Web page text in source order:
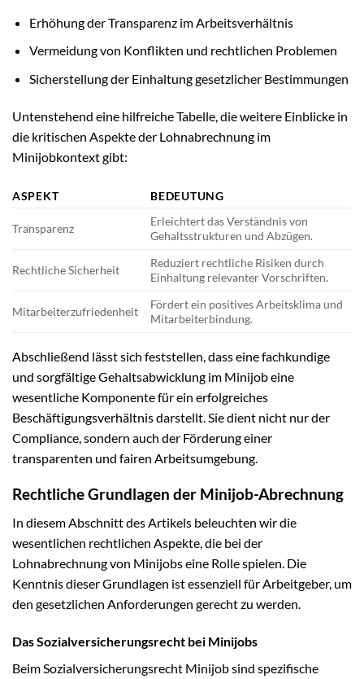
Erhöhung der Transparenz im Arbeitsverhältnis
Vermeidung von Konflikten und rechtlichen Problemen
Sicherstellung der Einhaltung gesetzlicher Bestimmungen
Untenstehend eine hilfreiche Tabelle, die weitere Einblicke in
die kritischen Aspekte der Lohnabrechnung im
Minijobkontext gibt:
ASPEKT BEDEUTUNG
Transparenz
Erleichtert das Verständnis von
Gehaltsstrukturen und Abzügen.
Rechtliche Sicherheit
Reduziert rechtliche Risiken durch
Einhaltung relevanter Vorschriften.
Mitarbeiterzufriedenheit
Fördert ein positives Arbeitsklima und
Mitarbeiterbindung.
Abschließend lässt sich feststellen, dass eine fachkundige
und sorgfältige Gehaltsabwicklung im Minijob eine
wesentliche Komponente für ein erfolgreiches
Beschäftigungsverhältnis darstellt. Sie dient nicht nur der
Compliance, sondern auch der Förderung einer
transparenten und fairen Arbeitsumgebung.
Rechtliche Grundlagen der Minijob-Abrechnung
In diesem Abschnitt des Artikels beleuchten wir die
wesentlichen rechtlichen Aspekte, die bei der
Lohnabrechnung von Minijobs eine Rolle spielen. Die
Kenntnis dieser Grundlagen ist essenziell für Arbeitgeber, um
den gesetzlichen Anforderungen gerecht zu werden.
Das Sozialversicherungsrecht bei Minijobs
Beim Sozialversicherungsrecht Minijob sind spezifische